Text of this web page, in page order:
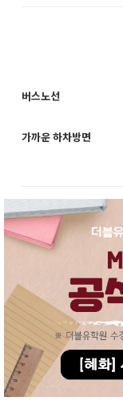
버스노선
가까운 하차방면